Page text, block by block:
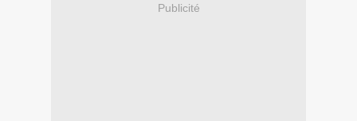
Publicité